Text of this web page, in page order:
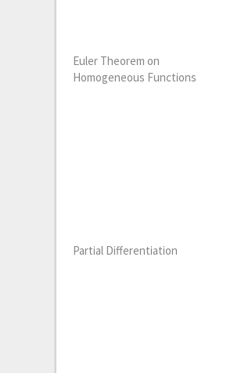
Euler Theorem on
Homogeneous Functions
Partial Differentiation